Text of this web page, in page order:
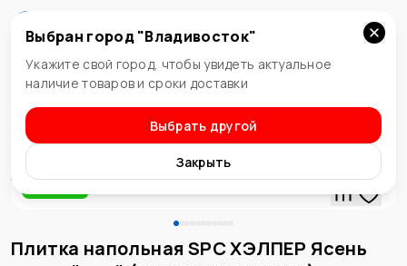
Владивосток
Выбран город "Владивосток"
Укажите свой город, чтобы увидеть актуальное
наличие товаров и сроки доставки
Выбрать другой
Закрыть
Замковая
Плитка напольная SPC ХЭЛПЕР Ясень